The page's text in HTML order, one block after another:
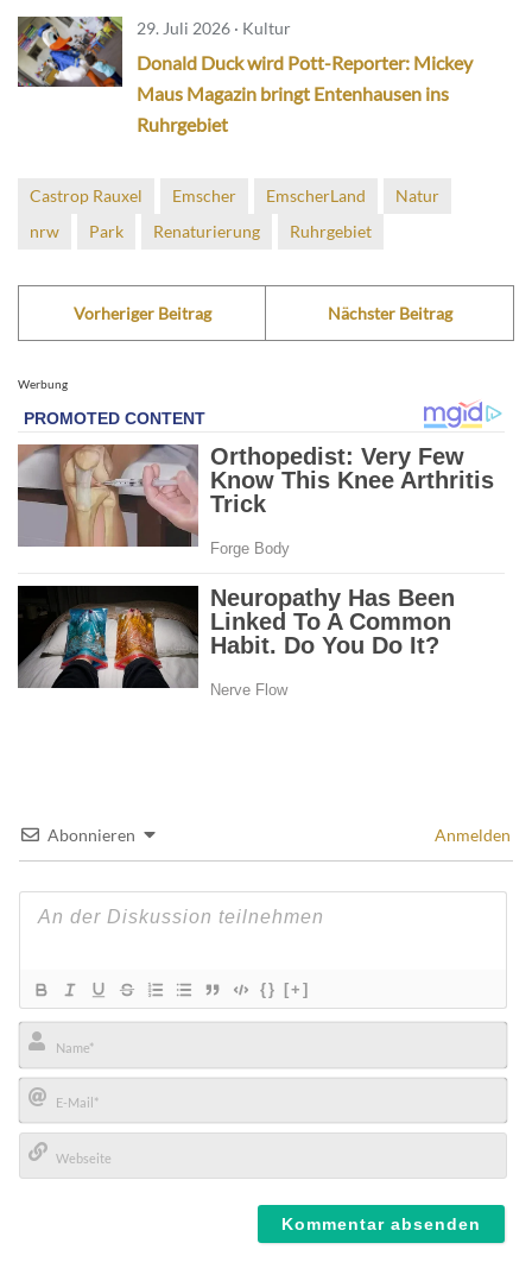
29. Juli 2026 · Kultur
Donald Duck wird Pott-Reporter: Mickey
Maus Magazin bringt Entenhausen ins
Ruhrgebiet
Castrop Rauxel Emscher EmscherLand
Natur
nrw
Park Renaturierung Ruhrgebiet
Vorheriger Beitrag Nächster Beitrag
Werbung
Abonnieren Anmelden
{} [+]
Name*
E-
Mail*